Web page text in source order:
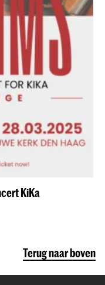
KiKa
Terug naar boven